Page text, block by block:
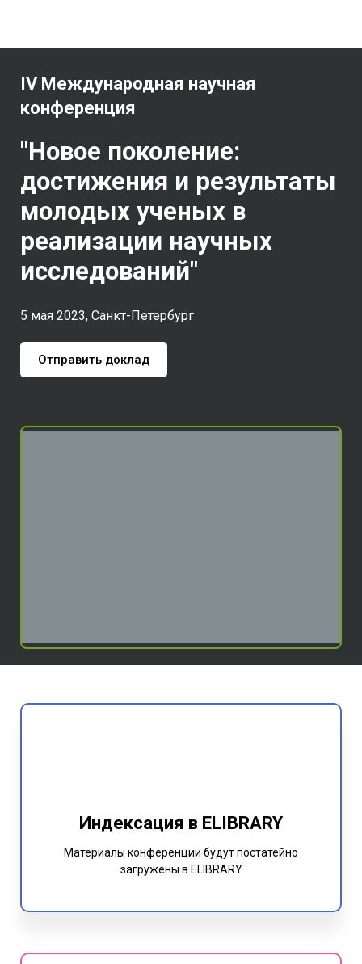
IV Международная научная
конференция
"Новое поколение:
достижения и результаты
молодых ученых в
реализации научных
исследований"
5 мая 2023, Санкт-Петербург
Отправить доклад
Индексация в ELIBRARY
Материалы конференции будут постатейно
загружены в ELIBRARY